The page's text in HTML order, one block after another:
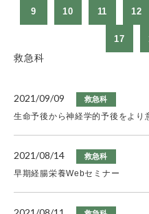
9 10 11 12
17
救急科
2021/09/09 救急科
生命予後から神経学的予後をよ
2021/08/14 救急科
早期経腸栄養Webセミナー